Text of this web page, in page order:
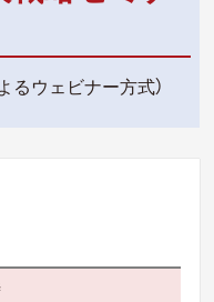
るウェビナー方式）